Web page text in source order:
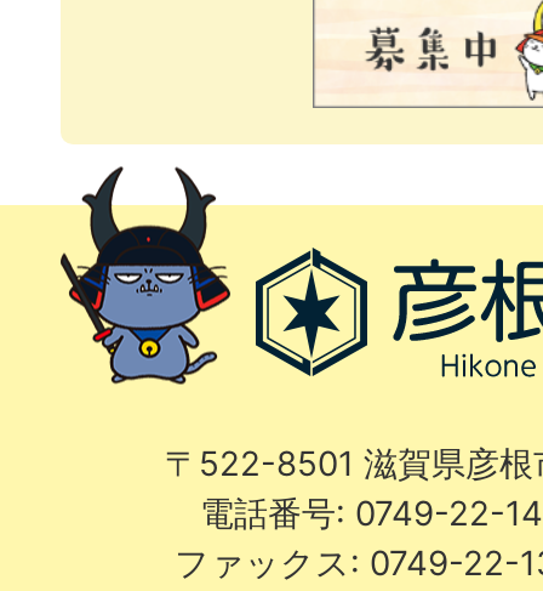
〒522-8501 滋賀県彦
電話番号: 0749-22-
ファックス: 0749-22-